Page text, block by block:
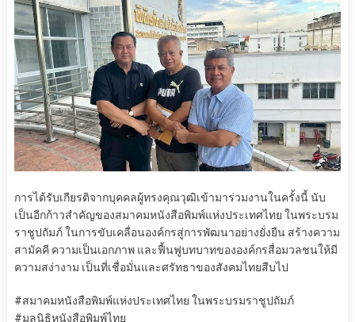
การได้รับเกียรติจากบุคคลผู้ทรงคุณวุฒิเข้ามาร่วมงานในครั้งนี้ นับ
เป็นอีกก้าวสำคัญของสมาคมหนังสือพิมพ์แห่งประเทศไทย ในพระบรม
ราชูปถัมภ์ ในการขับเคลื่อนองค์กรสู่การพัฒนาอย่างยั่งยืน สร้างความ
สามัคคี ความเป็นเอกภาพ และฟื้นฟูบทบาทขององค์กรสื่อมวลชนให้มี
ความสง่างาม เป็นที่เชื่อมั่นและศรัทธาของสังคมไทยสืบไป
#สมาคมหนังสือพิมพ์แห่งประเทศไทย ในพระบรมราชูปถัมภ์
#มูลนิธิหนังสือพิมพ์ไทย